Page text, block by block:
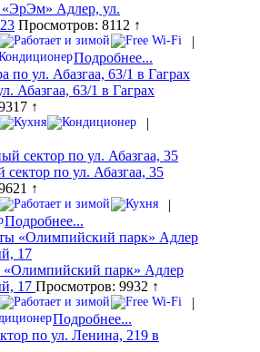
«ЭрЭм» Адлер, ул.
Просмотров: 8112 ↑
|
Подробнее...
Абазгаа, 63/1 в Гаграх
↑
|
сектор по ул. Абазгаа, 35
↑
|
Подробнее...
«Олимпийский парк» Адлер
17 Просмотров: 9932 ↑
|
Подробнее...